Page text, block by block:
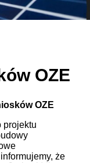
OZE
OZE
projektu
że